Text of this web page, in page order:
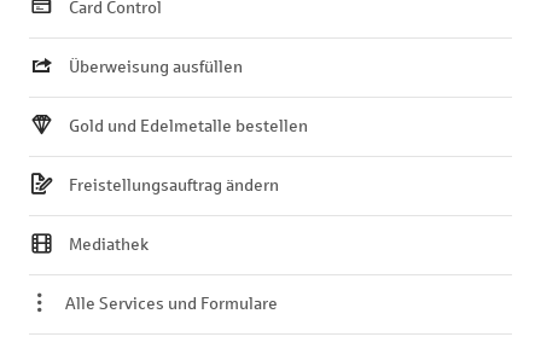
Card Control
Überweisung ausfüllen
Gold und Edelmetalle bestellen
Freistellungsauftrag ändern
Mediathek
Alle Services und Formulare